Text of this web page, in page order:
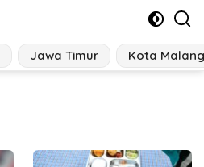
Jawa Timur Kota Malang